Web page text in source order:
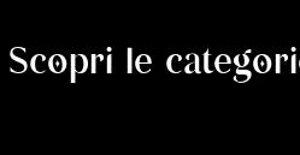
Scopri le